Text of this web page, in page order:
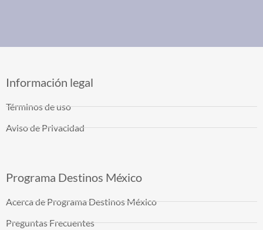
Información legal
Términos de uso
Aviso de Privacidad
Programa Destinos México
Acerca de Programa Destinos México
Preguntas Frecuentes